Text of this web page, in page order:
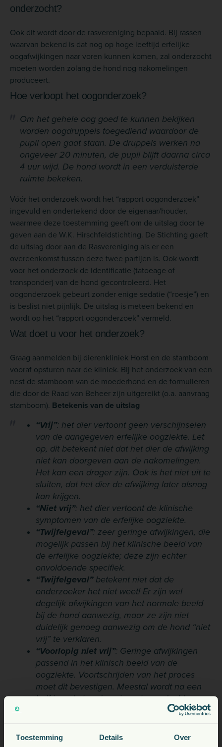
Toestemming Details Over
onderzocht?
Ook dit wordt door de rasvereniging bepaald. Bij rassen
waarvan bekend is dat nog op hoge leeftijd erfelijke
oogafwijkingen naar voren kunnen komen, zal onderzocht
moeten worden zolang de hond nog nakomelingen
produceert.
Hoe verloopt het oogonderzoek?
Om het gehele oog goed te kunnen bekijken
worden oogdruppels toegediend waardoor de
pupil open gaat staan. De druppels werken na
ongeveer 20 minuten, de pupil blijft daarna circa
4 uur wijd. De hond wordt in een verduisterde
ruimte bekeken.
Vóór het onderzoek wordt het “rapport oogonderzoek”
ingevuld en ondertekend door de eigenaar/houder,
waarmee deze toestemming geeft om de uitslag door te
geven aan de W.K. Hirschfeldstichting. De Stichting geeft
de uitslag door aan de Rasvereniging als er een
overeenkomst tussen deze twee partijen is. Ook wordt
voor het onderzoek de identificatie (tatoeage of
transponder) van de hond gecontroleerd. Het
oogonderzoek gebeurt zonder enige sedatie (“roesje”) en
is beslist niet pijnlijk. De uitslag is meteen bekend en
wordt op het “rapport oogonderzoek” vermeld.
Wat doet u voor het onderzoek?
Graag aanmelden bij dierenkliniek Horst en de stamboom
vooraf opsturen naar de kliniek. Bij het onderzoek van een
nest de stamboom van de moederhond en de formulieren
die door de Raad van Beheer zijn uitgereikt (o.a. aanvraag
stamboom). Betekenis van de uitslag
“Vrij”: het dier vertoont geen verschijnselen
van de aangegeven erfelijke oogziekte. Let
op, dit betekent niet dat het dier de afwijking
niet kan doorgeven aan de nakomelingen.
Het kan een drager zijn. Ook is het niet uit te
sluiten, dat het dier de afwijking later alsnog
kan krijgen.
“Niet vrij”: het dier vertoont de klinische
symptomen van de erfelijke oogziekte.
“Twijfelgeval”: zeer geringe afwijkingen, die
mogelijk passen bij het klinische beeld van
de erfelijke oogziekte; deze zijn echter
onvoldoende specifiek.
“Twijfelgeval”betekent niet dat de
onderzoeker het niet weet! Er zijn wel
degelijk afwijkingen van het normale beeld
bij de hond aanwezig, maar ze zijn niet
duidelijk genoeg aanwezig om de hond “niet
vrij” te verklaren.
“Voorlopig niet vrij”: Geringe afwijkingen
passend in het klinisch beeld van de
oogziekte. Voortschrijden van het proces
moet dit bevestigen. Meestal wordt na een
half jaar de hond opnieuw beoordeeld.